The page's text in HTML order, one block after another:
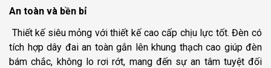
An toàn và bền bỉ
Thiết kế siêu mỏng với thiết kế cao cấp chịu lực tốt. Đèn có
tích hợp dây đai an toàn gắn lên khung thạch cao giúp đèn
bám chắc, không lo rơi rớt, mang đến sự an tâm tuyệt đối